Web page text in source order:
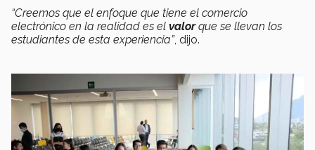
“Creemos que el enfoque que tiene el comercio
electrónico en la realidad es el valorque se llevan los
estudiantes de esta experiencia”, dijo.